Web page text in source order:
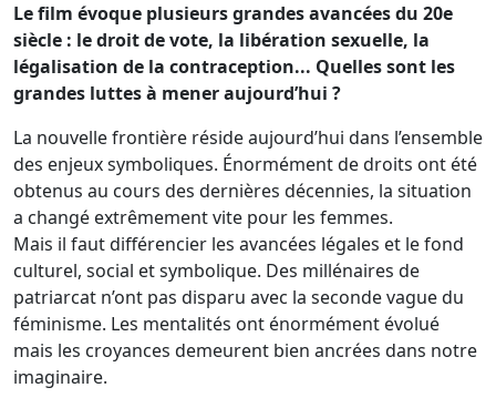
Le film évoque plusieurs grandes avancées du 20e
siècle : le droit de vote, la libération sexuelle, la
légalisation de la contraception... Quelles sont les
grandes luttes à mener aujourd’hui ?
La nouvelle frontière réside aujourd’hui dans l’ensemble
des enjeux symboliques. Énormément de droits ont été
obtenus au cours des dernières décennies, la situation
a changé extrêmement vite pour les femmes.
Mais il faut différencier les avancées légales et le fond
culturel, social et symbolique. Des millénaires de
patriarcat n’ont pas disparu avec la seconde vague du
féminisme. Les mentalités ont énormément évolué
mais les croyances demeurent bien ancrées dans notre
imaginaire.